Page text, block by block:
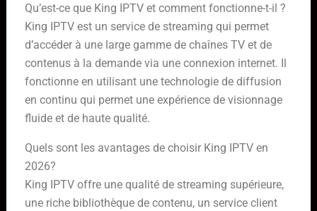
Qu’est-ce que King IPTV et comment fonctionne-t-il ?
King IPTV est un service de streaming qui permet
d’accéder à une large gamme de chaînes TV et de
contenus à la demande via une connexion internet. Il
fonctionne en utilisant une technologie de diffusion
en continu qui permet une expérience de visionnage
fluide et de haute qualité.
Quels sont les avantages de choisir King IPTV en
2026?
King IPTV offre une qualité de streaming supérieure,
une riche bibliothèque de contenu, un service client